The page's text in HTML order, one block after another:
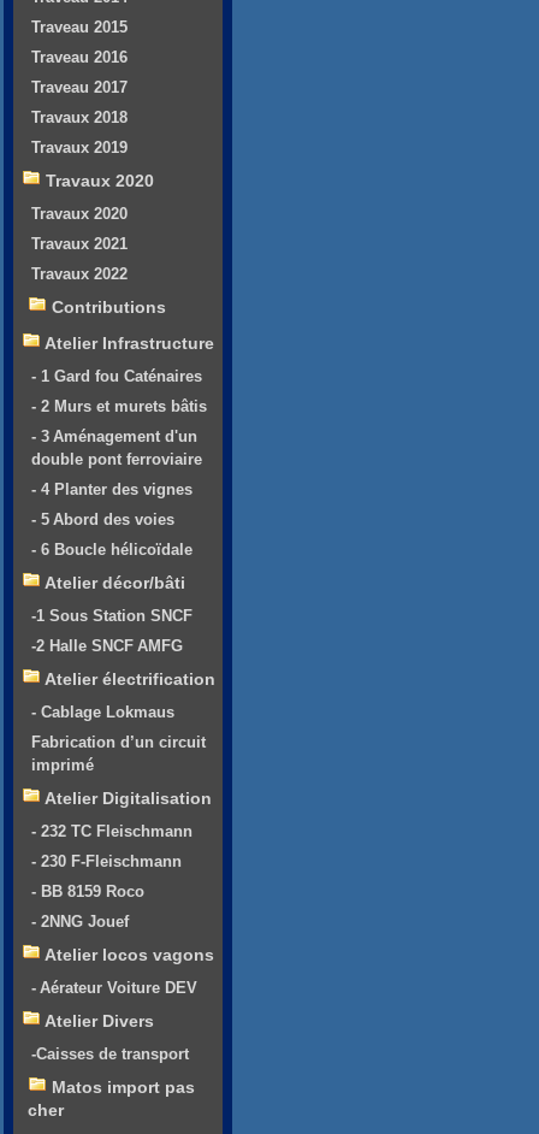
Traveau 2015
Traveau 2016
Traveau 2017
Travaux 2018
Travaux 2019
Travaux 2020
Travaux 2020
Travaux 2021
Travaux 2022
Contributions
Atelier Infrastructure
- 1 Gard fou Caténaires
- 2 Murs et murets bâtis
- 3 Aménagement d'un
double pont ferroviaire
- 4 Planter des vignes
- 5 Abord des voies
- 6 Boucle hélicoïdale
Atelier décor/bâti
-1 Sous Station SNCF
-2 Halle SNCF AMFG
Atelier électrification
- Cablage Lokmaus
Fabrication d’un circuit
imprimé
Atelier Digitalisation
- 232 TC Fleischmann
- 230 F-Fleischmann
- BB 8159 Roco
- 2NNG Jouef
Atelier locos vagons
- Aérateur Voiture DEV
Atelier Divers
-Caisses de transport
Matos import pas
cher